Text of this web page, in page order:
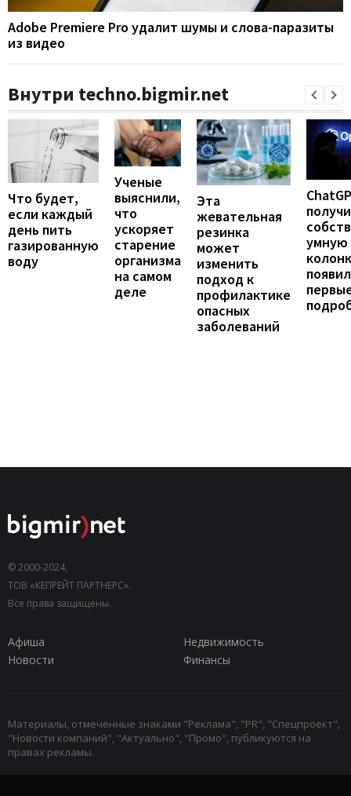
Adobe Premiere Pro удалит шумы и слова-паразиты
из видео
Внутри techno.bigmir.net
Что будет,
если каждый
день пить
газированную
воду
Ученые
выяснили,
что
ускоряет
старение
организма
на самом
деле
Эта
жевательная
резинка
может
изменить
подход к
профилактике
опасных
заболеваний
умную
© 2000-2024,
ТОВ «КЕПРЕЙТ ПАРТНЕРС».
Все права защищены.
Афиша
Недвижимость
Новости
Финансы
Материалы, отмеченные знаками "Реклама", "PR", "Спецпроект",
"Новости компаний", "Актуально", "Промо", публикуются на
правах рекламы.